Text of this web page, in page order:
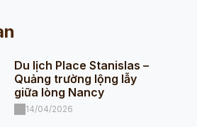
Du lịch Place Stanislas –
Quảng trường lộng lẫy
giữa lòng Nancy
14/04/2026